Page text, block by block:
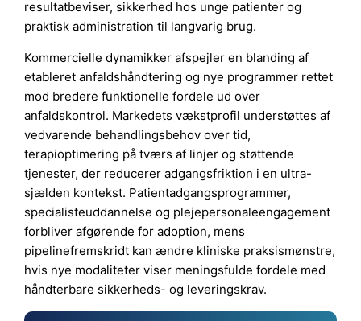
resultatbeviser, sikkerhed hos unge patienter og
praktisk administration til langvarig brug.
Kommercielle dynamikker afspejler en blanding af
etableret anfaldshåndtering og nye programmer rettet
mod bredere funktionelle fordele ud over
anfaldskontrol. Markedets vækstprofil understøttes af
vedvarende behandlingsbehov over tid,
terapioptimering på tværs af linjer og støttende
tjenester, der reducerer adgangsfriktion i en ultra-
sjælden kontekst. Patientadgangsprogrammer,
specialisteuddannelse og plejepersonaleengagement
forbliver afgørende for adoption, mens
pipelinefremskridt kan ændre kliniske praksismønstre,
hvis nye modaliteter viser meningsfulde fordele med
håndterbare sikkerheds- og leveringskrav.